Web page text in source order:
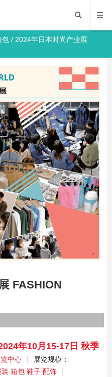
包 / 2024年日本时尚产业展
FASHION
年10月15-17日 秋季
中心
展览规模：
装 箱包 鞋子 配饰